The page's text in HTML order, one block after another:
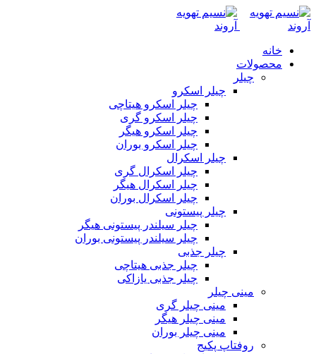
خانه
محصولات
چیلر
چیلر اسکرو
چیلر اسکرو هیتاچی
چیلر اسکرو گری
چیلر اسکرو هیگر
چیلر اسکرو بوران
چیلر اسکرال
چیلر اسکرال گری
چیلر اسکرال هیگر
چیلر اسکرال بوران
چیلر پیستونی
چیلر سیلندر پیستونی هیگر
چیلر سیلندر پیستونی بوران
چیلر جذبی
چیلر جذبی هیتاچی
چیلر جذبی یازاکی
مینی چیلر
مینی چیلر گری
مینی چیلر هیگر
مینی چیلر بوران
روفتاپ پکیج